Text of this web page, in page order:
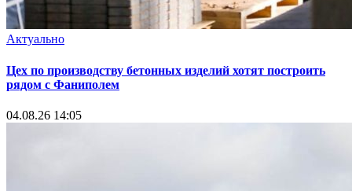
Актуально
Цех по производству бетонных изделий хотят построить
рядом с Фаниполем
04.08.26 14:05